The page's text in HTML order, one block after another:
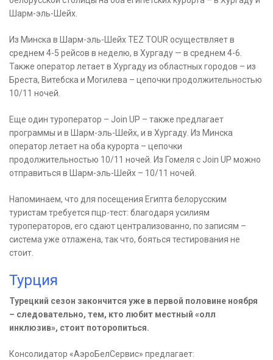
Шарм-эль-Шейх.
Из Минска в Шарм-эль-Шейх TEZ TOUR осуществляет в
среднем 4-5 рейсов в неделю, в Хургаду — в среднем 4-6.
Также оператор летает в Хургаду из областных городов – из
Бреста, Витебска и Могилева – цепочки продолжительностью
10/11 ночей.
Еще один туроператор – Join UP – также предлагает
программы и в Шарм-эль-Шейх, и в Хургаду. Из Минска
оператор летает на оба курорта – цепочки
продолжительностью 10/11 ночей. Из Гомеля с Join UP можно
отправиться в Шарм-эль-Шейх – 10/11 ночей.
Напоминаем, что для посещения Египта белорусским
туристам требуется пцр-тест: благодаря усилиям
туроператоров, его сдают централизованно, по записям –
система уже отлажена, так что, бояться тестирования не
стоит.
Турция
Турецкий сезон закончится уже в первой половине ноября
– следовательно, тем, кто любит местный «олл
инклюзив», стоит поторопиться.
Консолидатор «АэроБелСервис» предлагает: